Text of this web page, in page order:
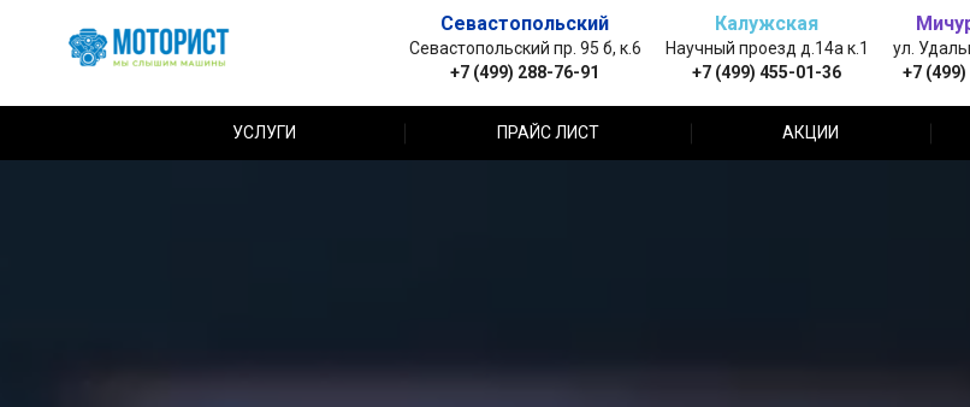
Севастопольский
Севастопольский пр. 95 б, к.6
+7 (499) 288-76-91
Калужская
Научный проезд д.14а к.1
+7 (499) 455-01-36
ул.
+7
УСЛУГИ ПРАЙС ЛИСТ АКЦИИ